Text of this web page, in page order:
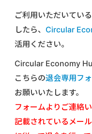
ご利用いただいてい
したら、 Circular
活用ください。
Circular Economy
こちらの退会専用フ
お願いいたします。
フォームよりご連絡
記載されているメー